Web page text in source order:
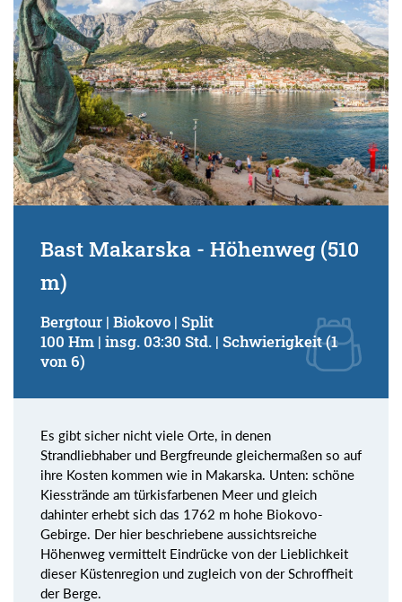
Kondition (Tourdauer):
von
bis
Suchbegriff:
Bast Makarska - Höhenweg (510
m)
Bergtour | Biokovo | Split
100 Hm | insg. 03:30 Std. | Schwierigkeit (1
von 6)
Es gibt sicher nicht viele Orte, in denen
Strandliebhaber und Bergfreunde gleichermaßen so auf
ihre Kosten kommen wie in Makarska. Unten: schöne
Kiesstrände am türkisfarbenen Meer und gleich
dahinter erhebt sich das 1762 m hohe Biokovo-
Gebirge. Der hier beschriebene aussichtsreiche
Höhenweg vermittelt Eindrücke von der Lieblichkeit
dieser Küstenregion und zugleich von der Schroffheit
der Berge.